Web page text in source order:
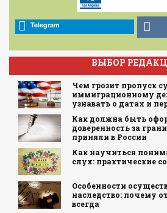
Telegram
ВЫБОР
Чем грозит пропуск
иммиграционному
узнавать о датах и
Как должна быть
доверенность за
приняли в России
Как научиться
слух: практические
Особенности
наследство: почему
всегда